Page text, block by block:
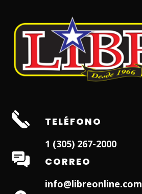
TELÉFONO
1 (305) 267-2000
CORREO
info@libreonline.com